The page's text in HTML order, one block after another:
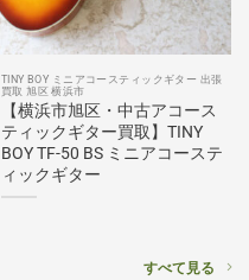
TINY BOY ミニアコースティックギター 出張
買取 旭区 横浜市
【横浜市旭区・中古アコース
ティックギター買取】TINY
BOY TF-50 BS ミニアコーステ
ィックギター
すべて見る